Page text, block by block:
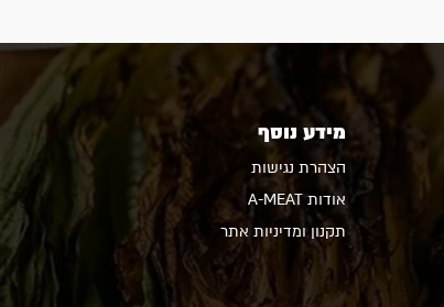
מידע נוסף
הצהרת נגישות
אודות A-MEAT
תקנון ומדיניות אתר